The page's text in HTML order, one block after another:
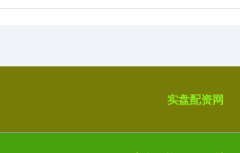
实盘配资网